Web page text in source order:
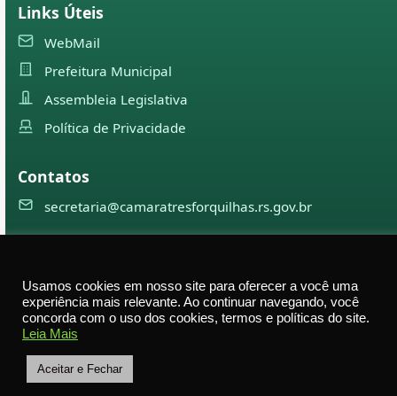
Links Úteis
WebMail
Prefeitura Municipal
Assembleia Legislativa
Política de Privacidade
Contatos
secretaria@camaratresforquilhas.rs.gov.br
direitos reservados
Av. Professor Justino Alberto Tietbohl, 498 – Centro –
Usamos cookies em nosso site para oferecer a você uma
experiência mais relevante. Ao continuar navegando, você
concorda com o uso dos cookies, termos e políticas do site.
Leia Mais
Aceitar e Fechar